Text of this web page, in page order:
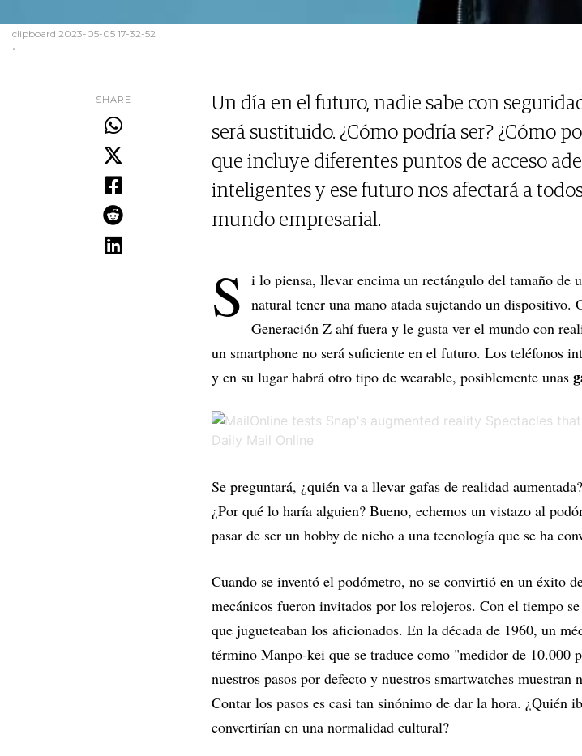
clipboard 2023-05-05 17-32-52
.
SHARE
Un día en el futuro, nadie sabe con
será sustituido. ¿Cómo podría ser? ¿Cómo
que incluye diferentes puntos de acceso
inteligentes y ese futuro nos afectará a
mundo empresarial.
S i lo piensa, llevar encima un rectángulo del tamaño de
natural tener una mano atada sujetando un
Generación Z ahí fuera y le gusta ver el mundo con
un smartphone no será suficiente en el futuro. Los teléfonos
y en su lugar habrá otro tipo de wearable, posiblemente unas
Se preguntará, ¿quién va a llevar gafas de realidad
¿Por qué lo haría alguien? Bueno, echemos un vistazo al
pasar de ser un hobby de nicho a una tecnología que se ha
Cuando se inventó el podómetro, no se convirtió en un éxito
mecánicos fueron invitados por los relojeros. Con el tiempo
que jugueteaban los aficionados. En la década de 1960, un
término Manpo-kei que se traduce como "medidor de 10.000
nuestros pasos por defecto y nuestros smartwatches
Contar los pasos es casi tan sinónimo de dar la hora. ¿Quién
convertirían en una normalidad cultural?